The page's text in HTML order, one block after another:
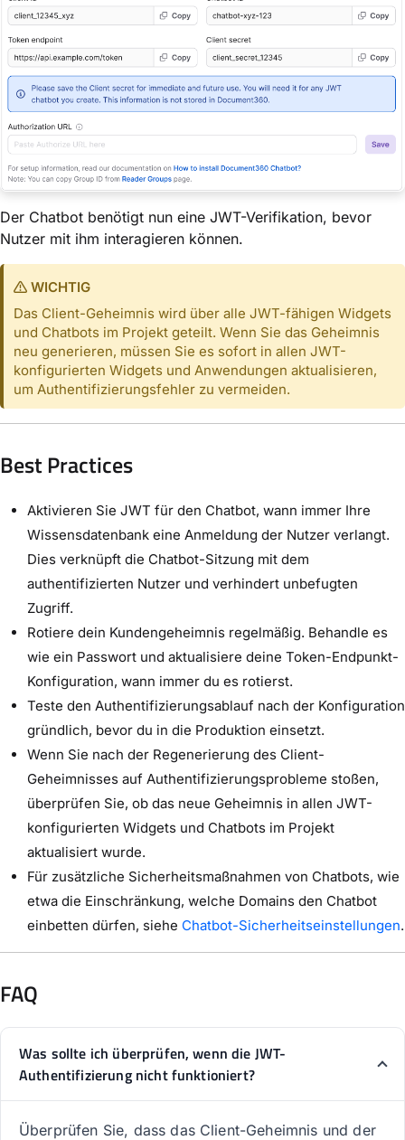
Der Chatbot benötigt nun eine JWT-Verifikation, bevor
Nutzer mit ihm interagieren können.
WICHTIG
Das Client-Geheimnis wird über alle JWT-fähigen Widgets
und Chatbots im Projekt geteilt. Wenn Sie das Geheimnis
neu generieren, müssen Sie es sofort in allen JWT-
konfigurierten Widgets und Anwendungen aktualisieren,
um Authentifizierungsfehler zu vermeiden.
Best Practices
Aktivieren Sie JWT für den Chatbot, wann immer Ihre
Wissensdatenbank eine Anmeldung der Nutzer verlangt.
Dies verknüpft die Chatbot-Sitzung mit dem
authentifizierten Nutzer und verhindert unbefugten
Zugriff.
Rotiere dein Kundengeheimnis regelmäßig. Behandle es
wie ein Passwort und aktualisiere deine Token-Endpunkt-
Konfiguration, wann immer du es rotierst.
Teste den Authentifizierungsablauf nach der Konfiguration
gründlich, bevor du in die Produktion einsetzt.
Wenn Sie nach der Regenerierung des Client-
Geheimnisses auf Authentifizierungsprobleme stoßen,
überprüfen Sie, ob das neue Geheimnis in allen JWT-
konfigurierten Widgets und Chatbots im Projekt
aktualisiert wurde.
Für zusätzliche Sicherheitsmaßnahmen von Chatbots, wie
etwa die Einschränkung, welche Domains den Chatbot
einbetten dürfen, siehe Chatbot-Sicherheitseinstellungen.
FAQ
Was sollte ich überprüfen, wenn die JWT-
Authentifizierung nicht funktioniert?
Überprüfen Sie, dass das Client-Geheimnis und der